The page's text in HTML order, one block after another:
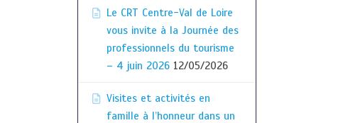
Le CRT Centre-Val de Loire
vous invite à la Journée des
professionnels du tourisme
– 4 juin 2026 12/05/2026
Visites et activités en
famille à l’honneur dans un